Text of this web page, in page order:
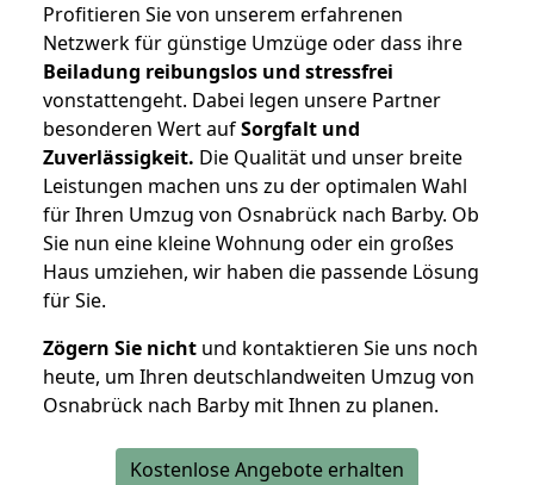
Profitieren Sie von unserem erfahrenen
Netzwerk für günstige Umzüge oder dass ihre
Beiladung reibungslos und stressfrei
vonstattengeht. Dabei legen unsere Partner
besonderen Wert aufSorgfalt und
Zuverlässigkeit. Die Qualität und unser breite
Leistungen machen uns zu der optimalen Wahl
für Ihren Umzug von Osnabrück nach Barby. Ob
Sie nun eine kleine Wohnung oder ein großes
Haus umziehen, wir haben die passende Lösung
für Sie.
Zögern Sie nicht und kontaktieren Sie uns noch
heute, um Ihren deutschlandweiten Umzug von
Osnabrück nach Barby mit Ihnen zu planen.
Kostenlose Angebote erhalten